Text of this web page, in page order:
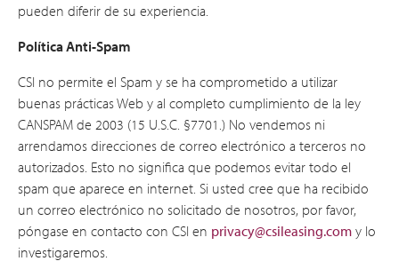
pueden diferir de su experiencia.
Política Anti-Spam
CSI no permite el Spam y se ha comprometido a utilizar
buenas prácticas Web y al completo cumplimiento de la ley
CANSPAM de 2003 (15 U.S.C. §7701.) No vendemos ni
arrendamos direcciones de correo electrónico a terceros no
autorizados. Esto no significa que podemos evitar todo el
spam que aparece en internet. Si usted cree que ha recibido
un correo electrónico no solicitado de nosotros, por favor,
póngase en contacto con CSI en privacy@csileasing.com y lo
investigaremos.